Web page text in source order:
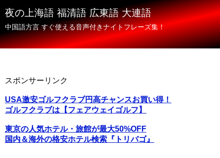
夜の上海語 福清語 広東語 大連語
中国語方言 すぐ使える音声付きナイトフレーズ集！
スポンサーリンク
USA激安ゴルフクラブ円高チャンスお買い得！
ゴルフクラブは【フェアウェイゴルフ】
東京の人気ホテル・旅館が最大50%OFF
国内＆海外の格安ホテル検索『トリバゴ』